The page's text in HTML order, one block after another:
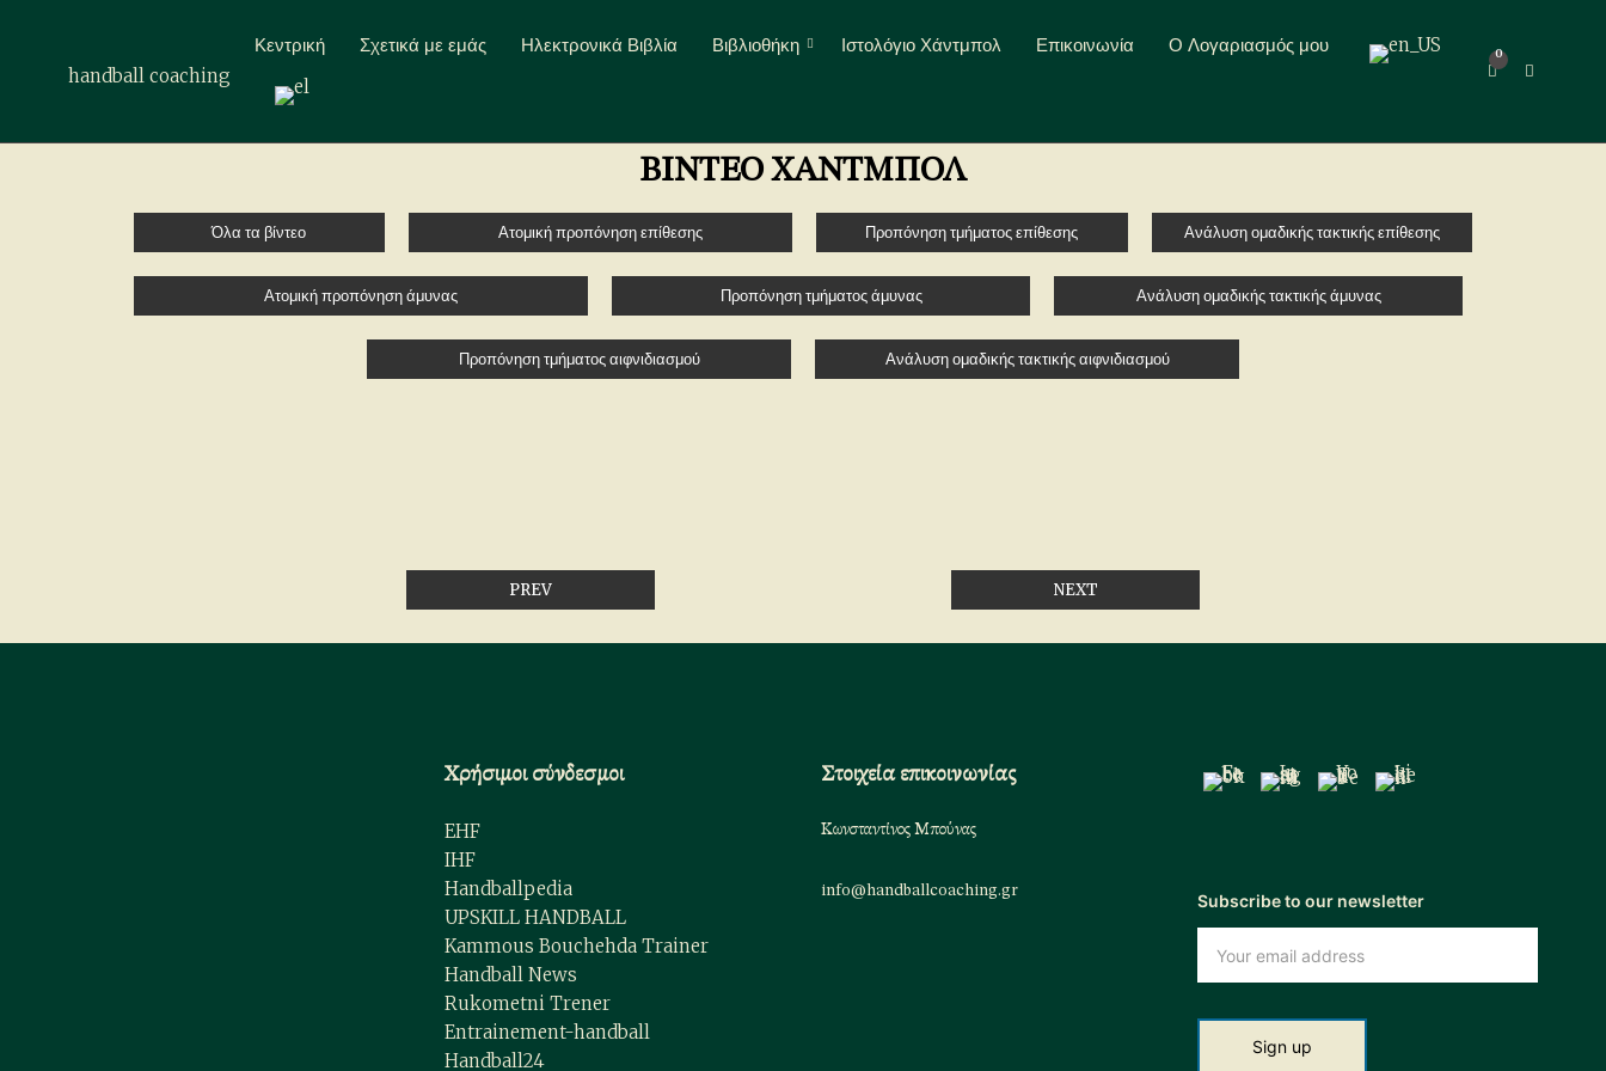
handball coaching
Κεντρική Σχετικά με εμάς Ηλεκτρονικά Βιβλία Βιβλιοθήκη Ιστολόγιο Χάντμπολ Επικοινωνία Ο Λογαριασμός μου 0
ΒΙΝΤΕΟ ΧΑΝΤΜΠΟΛ
Όλα τα βίντεο Ατομική προπόνηση επίθεσης Προπόνηση τμήματος επίθεσης Ανάλυση ομαδικής τακτικής επίθεσης
Ατομική προπόνηση άμυνας Προπόνηση τμήματος άμυνας Ανάλυση ομαδικής τακτικής άμυνας
Προπόνηση τμήματος αιφνιδιασμού Ανάλυση ομαδικής τακτικής αιφνιδιασμού
PREV NEXT
Χρήσιμοι σύνδεσμοι
EHF
IHF
Handballpedia
UPSKILL HANDBALL
Kammous Bouchehda Trainer
Handball News
Rukometni Trener
Entrainement-handball
Handball24
Στοιχεία επικοινωνίας
Κωνσταντίνος Μπούνας
info@handballcoaching.gr Subscribe to our newsletter